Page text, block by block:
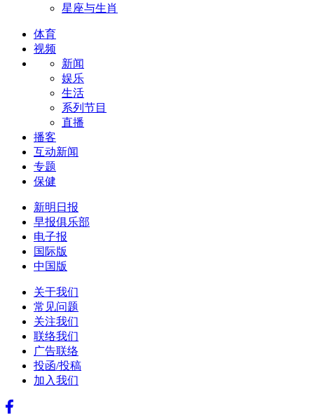
星座与生肖
体育
视频
新闻
娱乐
生活
系列节目
直播
播客
互动新闻
专题
保健
新明日报
早报俱乐部
电子报
国际版
中国版
关于我们
常见问题
关注我们
联络我们
广告联络
投函/投稿
加入我们